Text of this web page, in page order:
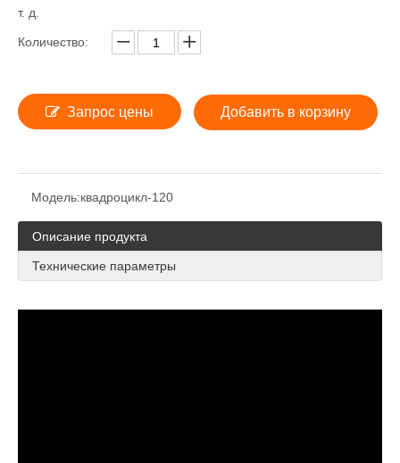
т. д.
Количество:
Запрос цены Добавить в корзину
Модель:квадроцикл-120
Описание продукта
Технические параметры